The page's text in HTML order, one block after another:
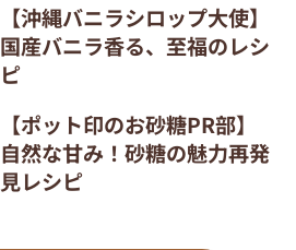
【沖縄バニラシロップ大使】
国産バニラ香る、至福のレシ
ピ
【ポット印のお砂糖PR部】
自然な甘み！砂糖の魅力再発
見レシピ